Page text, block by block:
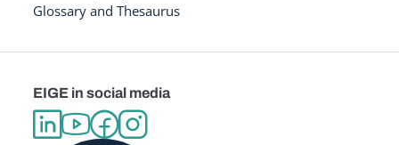
Glossary and Thesaurus
EIGE in social media